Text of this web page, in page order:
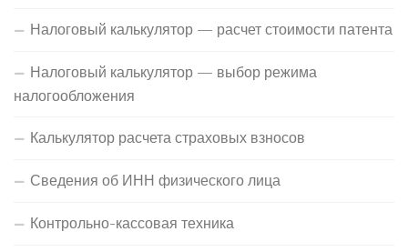
Налоговый калькулятор — расчет стоимости патента
Налоговый калькулятор — выбор режима
налогообложения
Калькулятор расчета страховых взносов
Сведения об ИНН физического лица
Контрольно-кассовая техника